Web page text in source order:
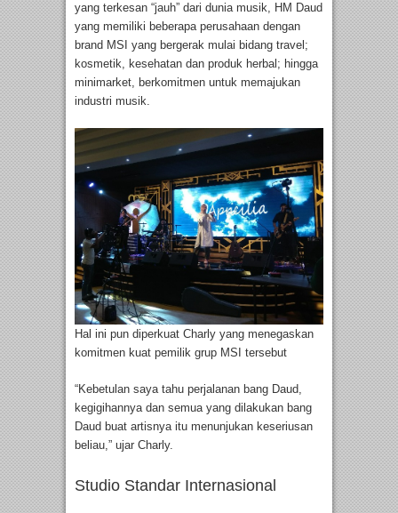
yang terkesan “jauh” dari dunia musik, HM Daud
yang memiliki beberapa perusahaan dengan
brand MSI yang bergerak mulai bidang travel;
kosmetik, kesehatan dan produk herbal; hingga
minimarket, berkomitmen untuk memajukan
industri musik.
Hal ini pun diperkuat Charly yang menegaskan
komitmen kuat pemilik grup MSI tersebut
“Kebetulan saya tahu perjalanan bang Daud,
kegigihannya dan semua yang dilakukan bang
Daud buat artisnya itu menunjukan keseriusan
beliau,” ujar Charly.
Studio Standar Internasional